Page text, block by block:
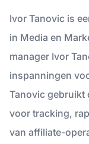
Ivor Tanovic is
in Media en
manager Ivor
inspanningen
Tanovic gebruikt
voor tracking,
van affiliate-